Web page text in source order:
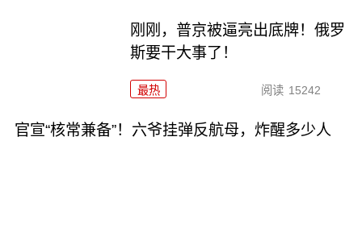
刚刚，普京被逼亮出底牌！俄罗
斯要干大事了！
最热 阅读 15242
官宣“核常兼备”！六爷挂弹反航母，炸醒多少人